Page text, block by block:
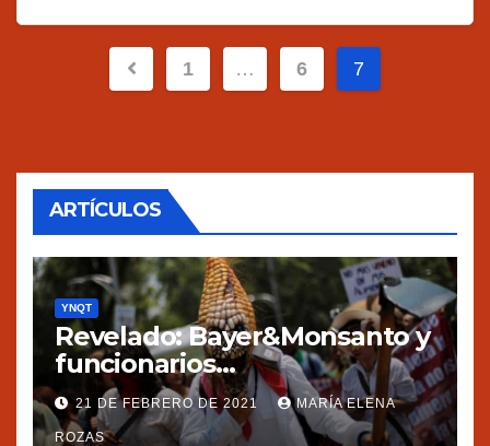
Navegación
1 … 6 7
ARTÍCULOS
YNQT
Revelado: Bayer&Monsanto y
funcionarios
estadounidenses
presionaron a México
21 DE FEBRERO DE 2021 MARÍA ELENA
ROZAS